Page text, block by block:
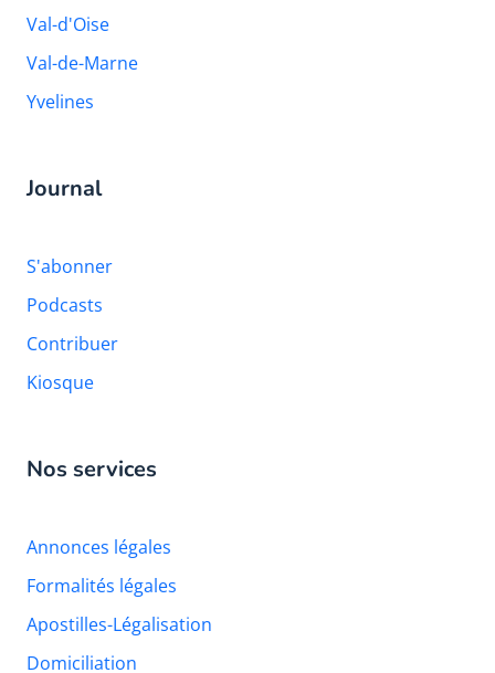
Val-d'Oise
Val-de-Marne
Yvelines
Journal
S'abonner
Podcasts
Contribuer
Kiosque
Nos services
Annonces légales
Formalités légales
Apostilles-Légalisation
Domiciliation